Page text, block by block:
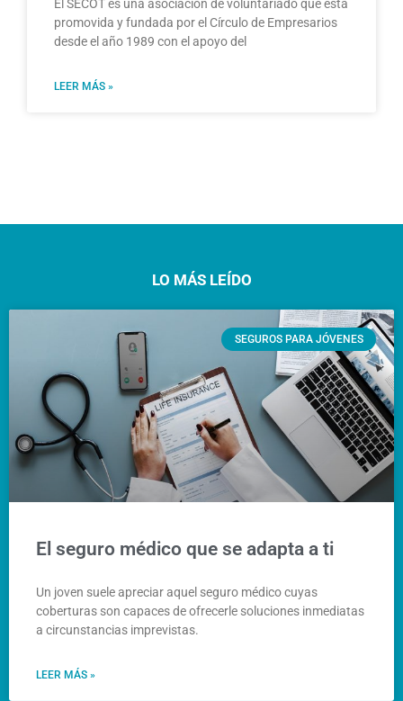
El SECOT es una asociación de voluntariado que está
promovida y fundada por el Círculo de Empresarios
desde el año 1989 con el apoyo del
LEER MÁS »
LO MÁS LEÍDO
SEGUROS PARA JÓVENES
El seguro médico que se adapta a ti
Un joven suele apreciar aquel seguro médico cuyas
coberturas son capaces de ofrecerle soluciones inmediatas
a circunstancias imprevistas.
LEER MÁS »